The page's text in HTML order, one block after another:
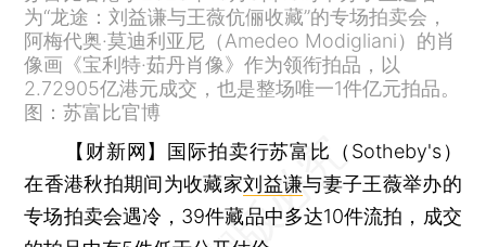
为“龙途：刘益谦与王薇伉俪收藏”的专场拍卖会，
阿梅代奥·莫迪利亚尼（Amedeo Modigliani）的肖
像画《宝利特·茹丹肖像》作为领衔拍品，以
2.72905亿港元成交，也是整场唯一1件亿元拍品。
图：苏富比官博
【财新网】 国际拍卖行苏富比（Sotheby's）
在香港秋拍期间为收藏家刘益谦与妻子王薇举办的
专场拍卖会遇冷，39件藏品中多达10件流拍，成交